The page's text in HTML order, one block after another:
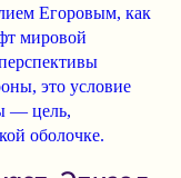
Егоровым, как
мировой
это условие
— цель,
оболочке.